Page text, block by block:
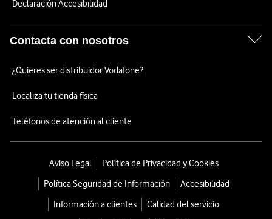
Declaración Accesibilidad
Contacta con nosotros
¿Quieres ser distribuidor Vodafone?
Localiza tu tienda física
Teléfonos de atención al cliente
Aviso Legal
Política de Privacidad y Cookies
Política Seguridad de Información
Accesibilidad
Información a clientes
Calidad del servicio